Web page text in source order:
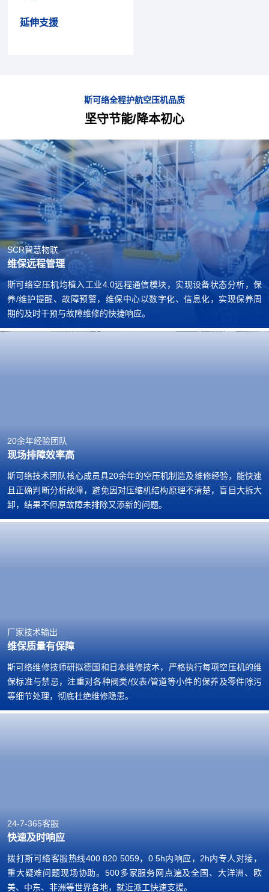
延伸支援
斯可络全程护航空压机品质
坚守节能/降本初心
SCR智慧物联
维保远程管理
斯可络空压机均植入工业4.0远程通信模块，实现设备状态分析，保
养/维护提醒、故障预警，维保中心以数字化、信息化，实现保养周
期的及时干预与故障维修的快捷响应。
20余年经验团队
现场排障效率高
斯可络技术团队核心成员具20余年的空压机制造及维修经验，能快速
且正确判断分析故障，避免因对压缩机结构原理不清楚，盲目大拆大
卸，结果不但原故障未排除又添新的问题。
厂家技术输出
维保质量有保障
斯可络维修技师研拟德国和日本维修技术，严格执行每项空压机的维
保标准与禁忌，注重对各种阀类/仪表/管道等小件的保养及零件除污
等细节处理，彻底杜绝维修隐患。
24-7-365客服
快速及时响应
拨打斯可络客服热线400 820 5059，0.5h内响应，2h内专人对接，
重大疑难问题现场协助。500多家服务网点遍及全国、大洋洲、欧
美、中东、非洲等世界各地，就近派工快速支援。